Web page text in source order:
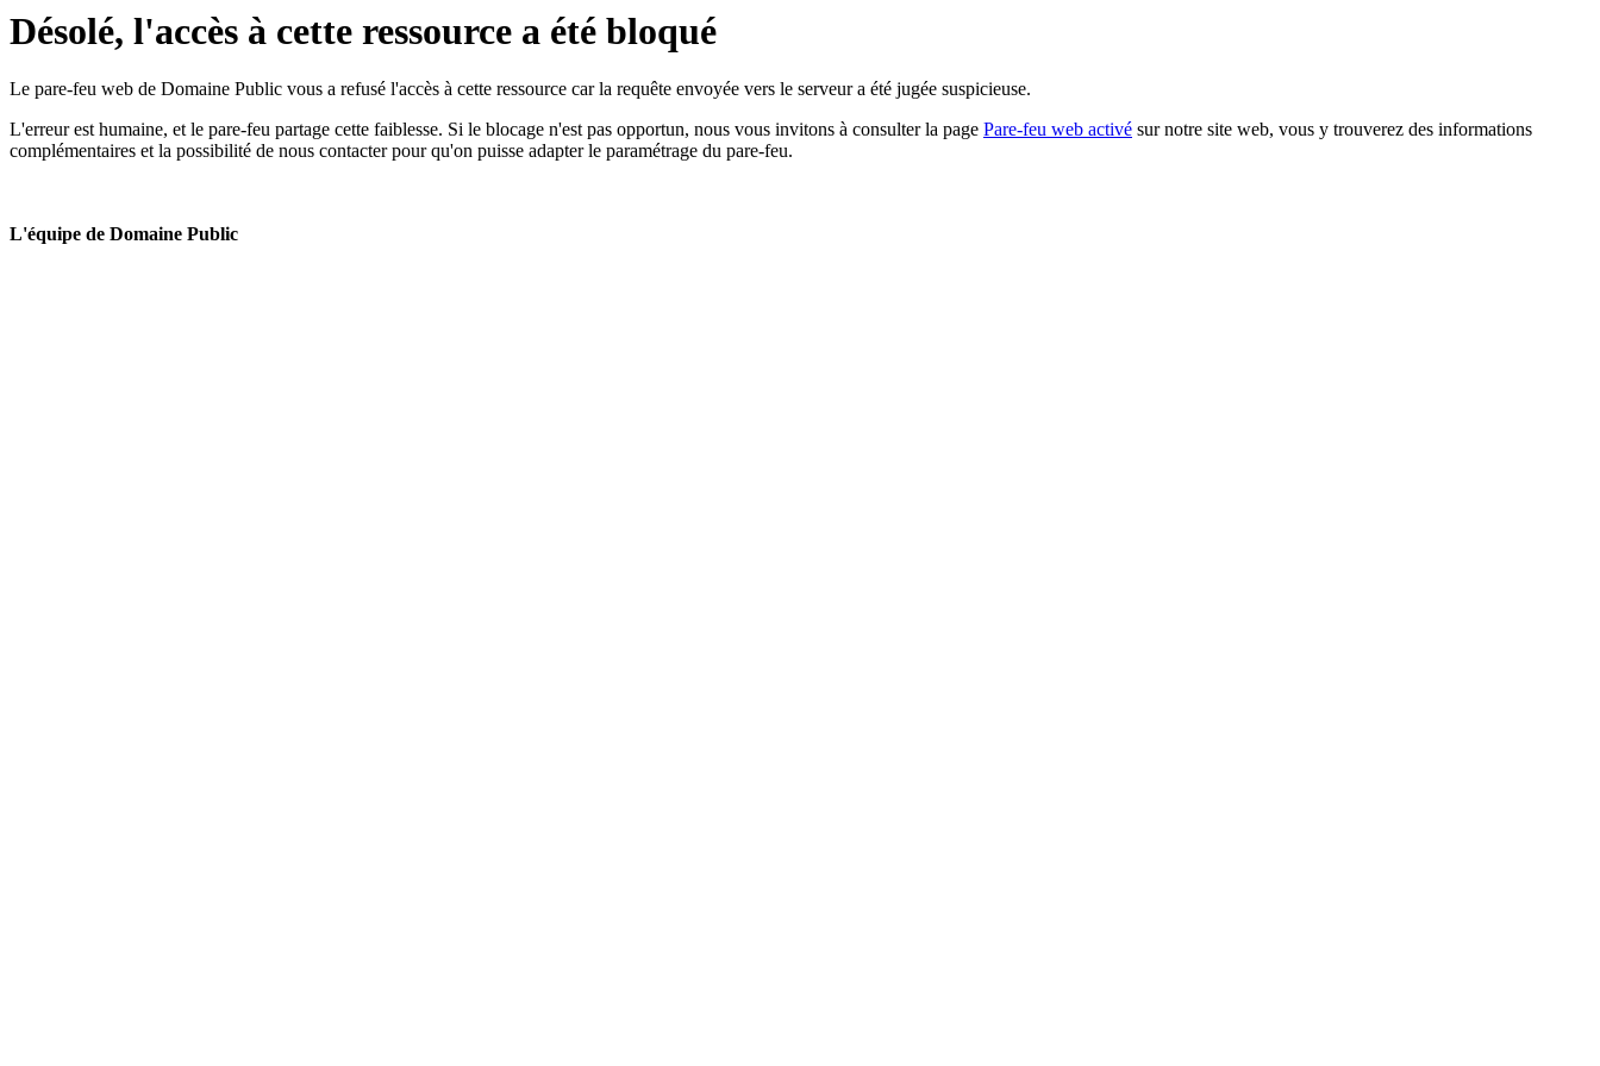
Désolé, l'accès à cette ressource a été bloqué
Le pare-feu web de Domaine Public vous a refusé l'accès à cette ressource car la requête envoyée vers le serveur a été jugée suspicieuse.
L'erreur est humaine, et le pare-feu partage cette faiblesse. Si le blocage n'est pas opportun, nous vous invitons à consulter la page Pare-feu web activé sur notre site web, vous y trouverez des informations
complémentaires et la possibilité de nous contacter pour qu'on puisse adapter le paramétrage du pare-feu.
L'équipe de Domaine Public